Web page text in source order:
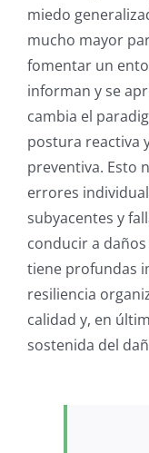
miedo
mucho mayor
fomentar un
informan y se
cambia el
postura reactiva
preventiva. Esto
errores
subyacentes y
conducir a
tiene profundas
resiliencia
calidad y, en
sostenida del